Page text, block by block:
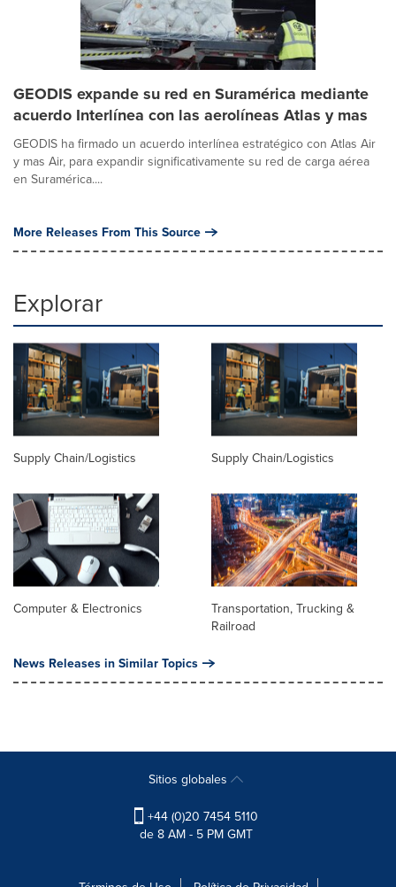
GEODIS expande su red en Suramérica mediante
acuerdo Interlínea con las aerolíneas Atlas y mas
GEODIS ha firmado un acuerdo interlínea estratégico con Atlas Air
y mas Air, para expandir significativamente su red de carga aérea
en Suramérica....
More Releases From This Source
Explorar
Supply Chain/Logistics Supply Chain/Logistics
Computer & Electronics
Transportation, Trucking &
Railroad
News Releases in Similar Topics
Sitios globales
+44 (0)20 7454 5110
de 8 AM - 5 PM GMT